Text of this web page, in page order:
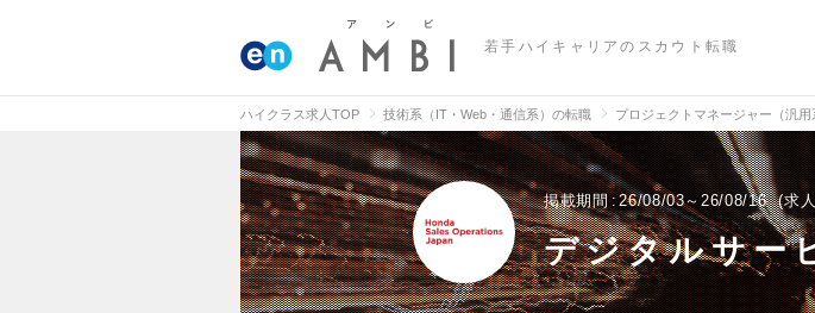
若手ハイキャリアのスカウト転職
ハイクラス求人TOP 技術系（IT・Web・通信系）の転職 プロジェクトマネージャー（汎用
掲載期間 26/08/03～26/08/16 求
デジタルサー